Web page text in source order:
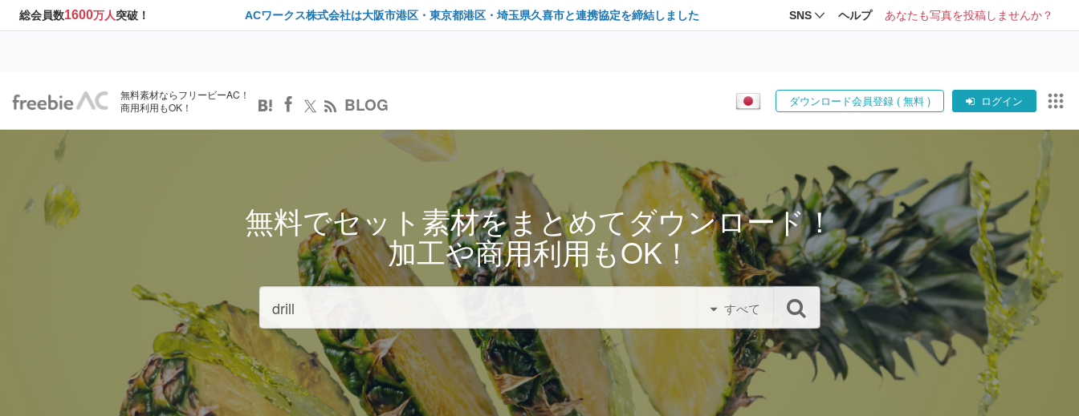
総会員数1600万人突破！ ACワークス株式会社は大阪市港区・東京都港区・埼玉県久喜市と連携協定を締結しました SNS ヘルプ あなたも写真を投稿しませんか？
無料素材ならフリービーAC！
商用利用もOK！
BLOG ダウンロード会員登録 ( 無料 ) ログイン
無料でセット素材をまとめてダウンロード！
加工や商用利用もOK！
すべて